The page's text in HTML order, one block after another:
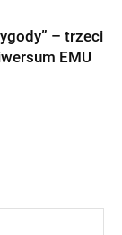
– trzeci
EMU